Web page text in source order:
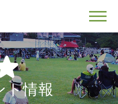
ト情報